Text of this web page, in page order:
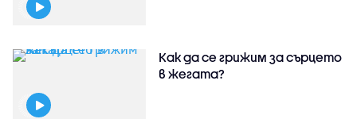
Как да се грижим за сърцето
в жегата?